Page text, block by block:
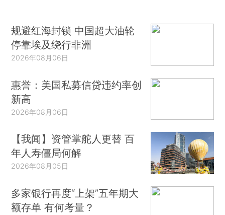
规避红海封锁 中国超大油轮
停靠埃及绕行非洲
2026年08月06日
惠誉：美国私募信贷违约率创
新高
2026年08月06日
【我闻】资管掌舵人更替 百
年人寿僵局何解
2026年08月05日
多家银行再度“上架”五年期大
额存单 有何考量？